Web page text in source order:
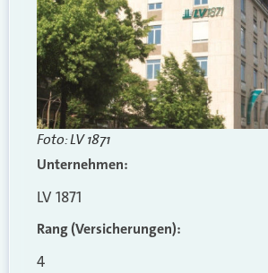
Foto: LV 1871
Unternehmen:
LV 1871
Rang (Versicherungen):
4